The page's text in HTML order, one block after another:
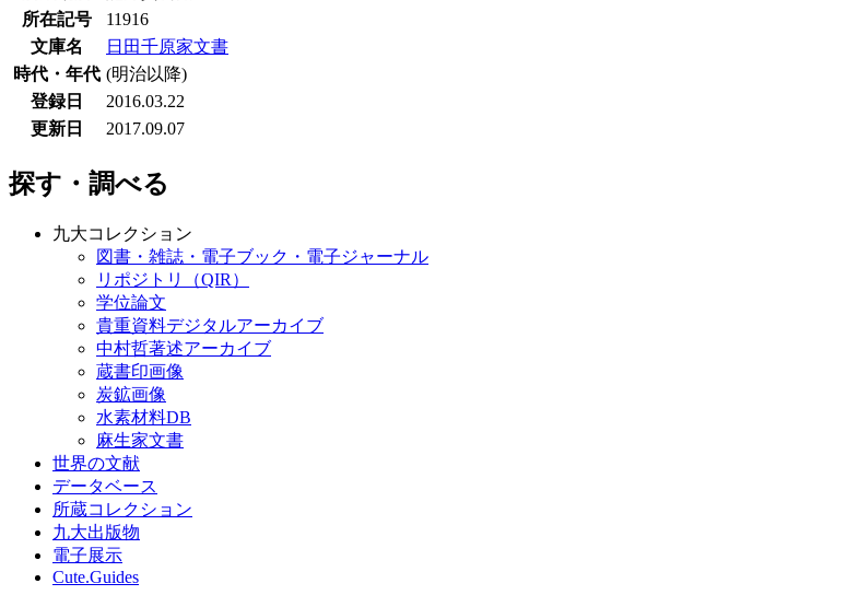
所在記号
11916
文庫名
日田千原家文書
時代・年代 (明治以降)
登録日
2016.03.22
更新日
2017.09.07
探す・調べる
九大コレクション
図書・雑誌・電子ブック・電子ジャーナル
リポジトリ（QIR）
学位論文
貴重資料デジタルアーカイブ
中村哲著述アーカイブ
蔵書印画像
炭鉱画像
水素材料DB
麻生家文書
世界の文献
データベース
所蔵コレクション
九大出版物
電子展示
Cute.Guides